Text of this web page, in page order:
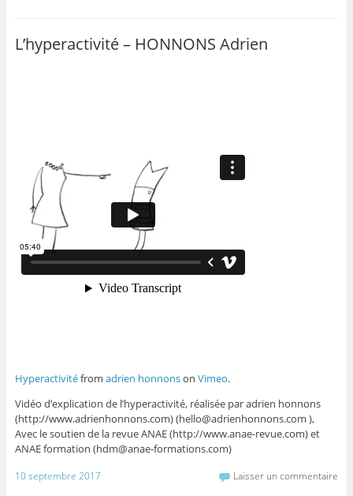
L’hyperactivité – HONNONS Adrien
Hyperactivitéfrom adrien honnonson Vimeo.
Vidéo d’explication de l’hyperactivité, réalisée par adrien honnons
(http://www.adrienhonnons.com) (hello@adrienhonnons.com ),
Avec le soutien de la revue ANAE (http://www.anae-revue.com) et
ANAE formation (hdm@anae-formations.com)
10 septembre 2017 Laisser un commentaire